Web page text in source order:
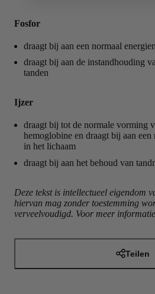
Fosfor
draagt bij aan een normaal
draagt bij aan de instandhouding
tanden
Ijzer
draagt bij tot de normale vorming
hemoglobine en draagt bij aan
in het lichaam
draagt bij aan het behoud van
Deze tekst is intellectueel eigendom
hiervan mag zonder toestemming
verveelvoudigd. Voor meer
Teilen